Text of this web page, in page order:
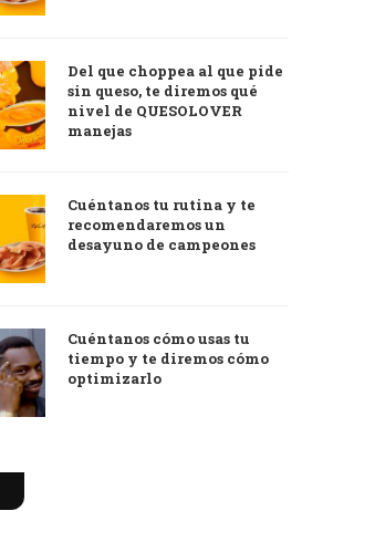
Del que choppea al que pide
sin queso, te diremos qué
nivel de QUESOLOVER
manejas
Cuéntanos tu rutina y te
recomendaremos un
desayuno de campeones
Cuéntanos cómo usas tu
tiempo y te diremos cómo
optimizarlo